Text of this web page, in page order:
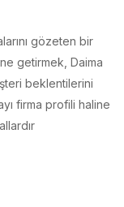
gözeten bir
beklentilerini
firma profili haline